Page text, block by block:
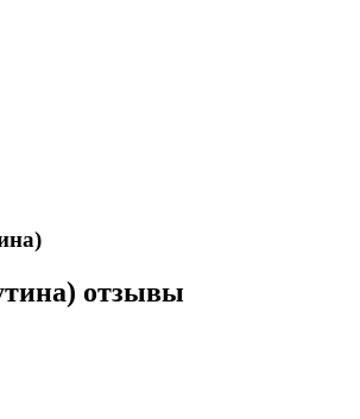
отзывы